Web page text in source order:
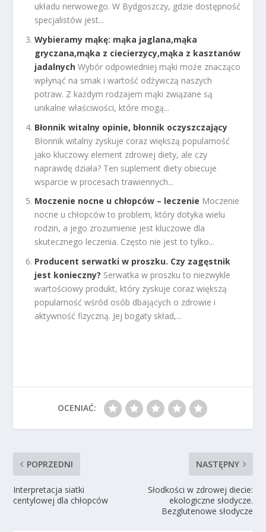
układu nerwowego. W Bydgoszczy, gdzie dostępność
specjalistów jest...
Wybieramy mąkę: mąka jaglana,mąka
gryczana,mąka z ciecierzycy,mąka z kasztanów
jadalnych Wybór odpowiedniej mąki może znacząco
wpłynąć na smak i wartość odżywczą naszych
potraw. Z każdym rodzajem mąki związane są
unikalne właściwości, które mogą...
Błonnik witalny opinie, błonnik oczyszczający
Błonnik witalny zyskuje coraz większą popularność
jako kluczowy element zdrowej diety, ale czy
naprawdę działa? Ten suplement diety obiecuje
wsparcie w procesach trawiennych...
Moczenie nocne u chłopców – leczenie Moczenie
nocne u chłopców to problem, który dotyka wielu
rodzin, a jego zrozumienie jest kluczowe dla
skutecznego leczenia. Często nie jest to tylko...
Producent serwatki w proszku. Czy zagęstnik
jest konieczny? Serwatka w proszku to niezwykle
wartościowy produkt, który zyskuje coraz większą
popularność wśród osób dbających o zdrowie i
aktywność fizyczną. Jej bogaty skład,...
OCENIAĆ:
POPRZEDNI
Interpretacja siatki
centylowej dla chłopców
NASTĘPNY
Słodkości w zdrowej diecie:
ekologiczne słodycze.
Bezglutenowe słodycze